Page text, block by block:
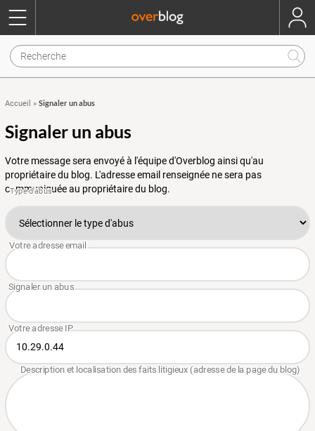
Accueil » Signaler un abus
Signaler un abus
Votre message sera envoyé à l'équipe d'Overblog ainsi qu'au
propriétaire du blog. L'adresse email renseignée ne sera pas
communiquée au propriétaire du blog.